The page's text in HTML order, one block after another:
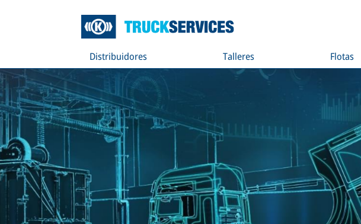
Distribuidores Talleres Flotas